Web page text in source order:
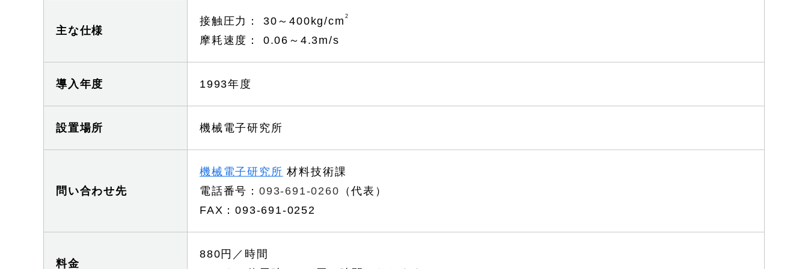
主な仕様
接触圧力： 30～400kg/cm 2
摩耗速度： 0.06～4.3m/s
導入年度 1993年度
設置場所 機械電子研究所
問い合わせ先
機械電子研究所 材料技術課
電話番号： 093-691-0260 （代表）
FAX：093-691-0252
料金
880円／時間